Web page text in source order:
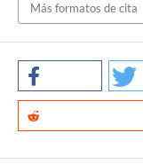
Más formatos de cita